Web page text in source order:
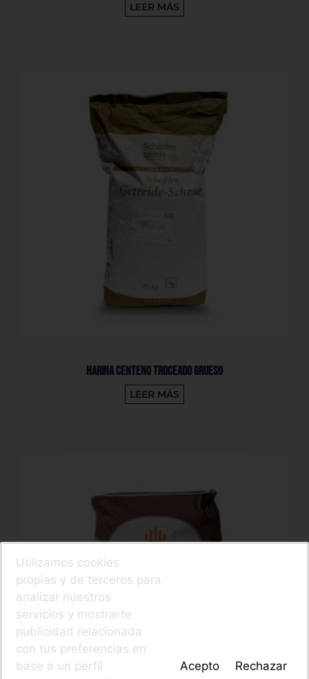
LEER MÁS
Harina Centeno Troceado Grueso
LEER MÁS
Utilizamos cookies
propias y de terceros para
analizar nuestros
servicios y mostrarte
publicidad relacionada
con tus preferencias en
base a un perfil
Acepto Rechazar